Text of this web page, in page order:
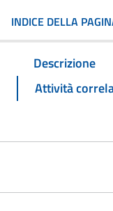
INDICE DELLA
Descrizione
Attività